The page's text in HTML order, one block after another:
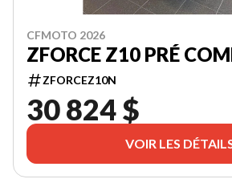
CFMOTO 2026
ZFORCE Z10 PRÉ
ZFORCEZ10N
30 824 $
VOIR LES